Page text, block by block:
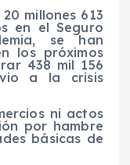
millones 613
en el Seguro
se han
los próximos
438 mil 156
a la crisis
ni actos
por hambre
básicas de